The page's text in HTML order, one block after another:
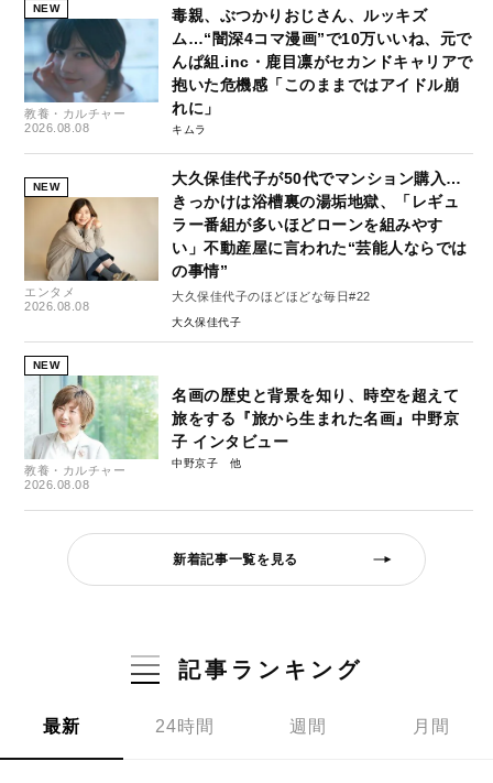
NEW
教養・カルチャー
2026.08.08
毒親、ぶつかりおじさん、ルッキズ
ム…“闇深4コマ漫画”で10万いいね、元で
んぱ組.inc・鹿目凛がセカンドキャリアで
抱いた危機感「このままではアイドル崩
れに」
キムラ
NEW
エンタメ
2026.08.08
大久保佳代子が50代でマンション購入…
きっかけは浴槽裏の湯垢地獄、「レギュ
ラー番組が多いほどローンを組みやす
い」不動産屋に言われた“芸能人ならでは
の事情”
大久保佳代子のほどほどな毎日#22
大久保佳代子
NEW
教養・カルチャー
2026.08.08
名画の歴史と背景を知り、時空を超えて
旅をする『旅から生まれた名画』中野京
子 インタビュー
中野京子
新着記事一覧を見る
記事ランキング
最新 24時間 週間 月間